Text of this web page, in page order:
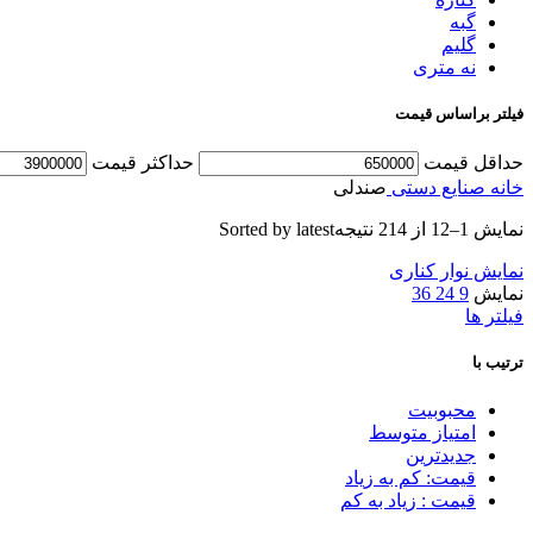
گبه
گلیم
نه متری
فیلتر براساس قیمت
حداقل قیمت
حداكثر قيمت
خانه صنایع دستی صندلی
نمایش 1–12 از 214 نتیجه Sorted by latest
نمایش نوار کناری
نمایش 9
24
36
فیلتر ها
ترتیب با
محبوبیت
امتیاز متوسط
جدیدترین
قیمت: کم به زیاد
قیمت : زیاد به کم